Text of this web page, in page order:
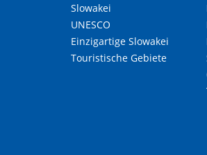
Slowakei
UNESCO
Einzigartige Slowakei
Touristische Gebiete